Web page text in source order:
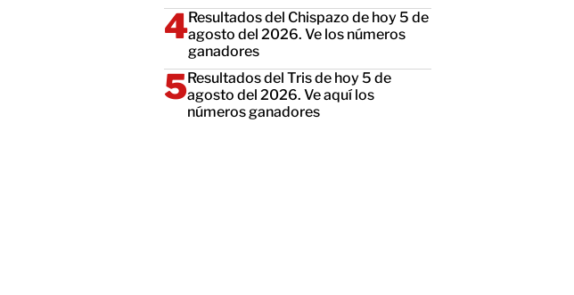
Resultados del Chispazo de hoy 5 de
agosto del 2026. Ve los números
ganadores
Resultados del Tris de hoy 5 de
agosto del 2026. Ve aquí los
números ganadores